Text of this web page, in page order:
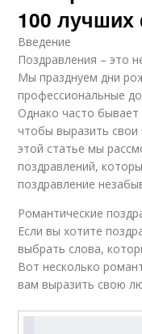
100 лучших
Введение
Поздравления – это
Мы празднуем дни
профессиональные
Однако часто
чтобы выразить свои
этой статье мы
поздравлений,
поздравление
Романтические
Если вы хотите
выбрать слова,
Вот несколько
вам выразить свою